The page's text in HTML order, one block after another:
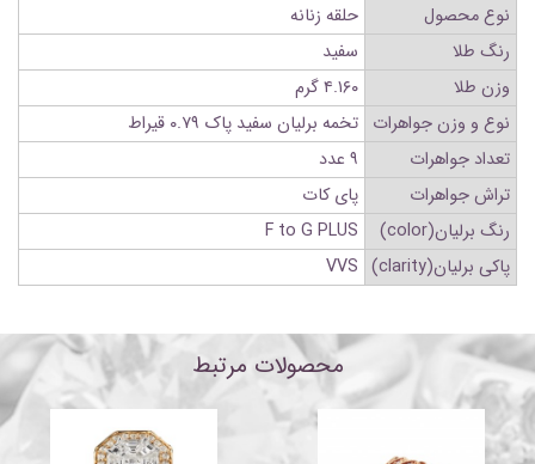
نوع محصول
حلقه زنانه
رنگ طلا
سفید
وزن طلا
۴.۱۶۰ گرم
نوع و وزن جواهرات تخمه برلیان سفید پاک ۰.۷۹ قیراط
تعداد جواهرات
۹ عدد
تراش جواهرات
پای کات
رنگ برلیان(color)
F to G PLUS
پاکی برلیان(clarity)
VVS
محصولات مرتبط